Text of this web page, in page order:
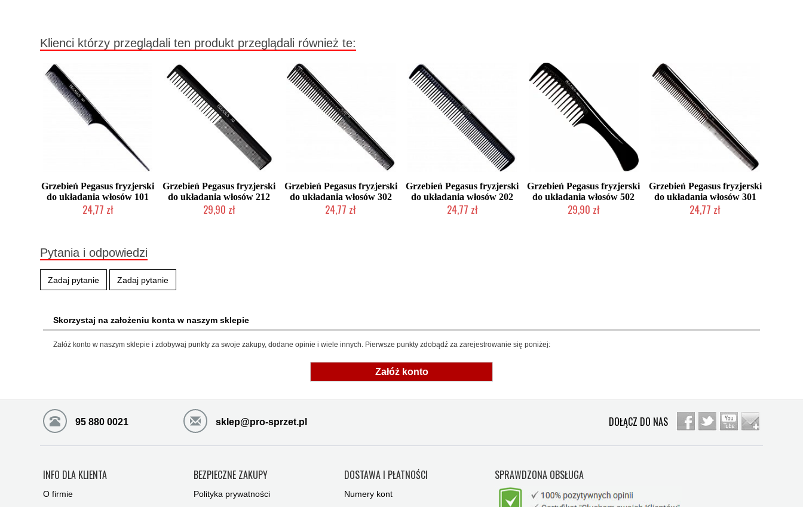
Klienci którzy przeglądali ten produkt przeglądali również te:
Grzebień Pegasus fryzjerski
do układania włosów 101
24,77 zł
Grzebień Pegasus fryzjerski
do układania włosów 212
29,90 zł
Grzebień Pegasus fryzjerski
do układania włosów 302
24,77 zł
Grzebień Pegasus fryzjerski
do układania włosów 202
24,77 zł
Grzebień Pegasus fryzjerski
do układania włosów 502
29,90 zł
Grzebień Pegasus fryzjerski
do układania włosów 301
24,77 zł
Pytania i odpowiedzi
Zadaj pytanie Zadaj pytanie
Skorzystaj na założeniu konta w naszym sklepie
Załóż konto w naszym sklepie i zdobywaj punkty za swoje zakupy, dodane opinie i wiele innych. Pierwsze punkty zdobądź za zarejestrowanie się poniżej:
Załóż konto
95 880 0021 sklep@pro-sprzet.pl DOŁĄCZ DO NAS
INFO DLA KLIENTA
O firmie
BEZPIECZNE ZAKUPY
Polityka prywatności
DOSTAWA I PŁATNOŚCI
Numery kont
SPRAWDZONA OBSŁUGA